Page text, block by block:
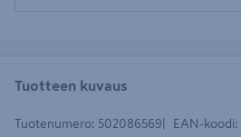
Tuotteen kuvaus
Tuotenumero: 502086569 EAN-koodi: